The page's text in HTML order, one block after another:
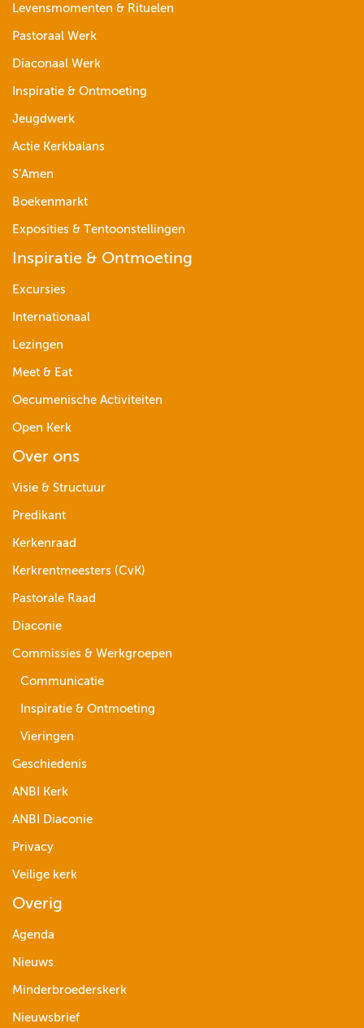
Levensmomenten & Rituelen
Pastoraal Werk
Diaconaal Werk
Inspiratie & Ontmoeting
Jeugdwerk
Actie Kerkbalans
S’Amen
Boekenmarkt
Exposities & Tentoonstellingen
Inspiratie & Ontmoeting
Excursies
Internationaal
Lezingen
Meet & Eat
Oecumenische Activiteiten
Open Kerk
Over ons
Visie & Structuur
Predikant
Kerkenraad
Kerkrentmeesters (CvK)
Pastorale Raad
Diaconie
Commissies & Werkgroepen
Communicatie
Inspiratie & Ontmoeting
Vieringen
Geschiedenis
ANBI Kerk
ANBI Diaconie
Privacy
Veilige kerk
Overig
Agenda
Nieuws
Minderbroederskerk
Nieuwsbrief